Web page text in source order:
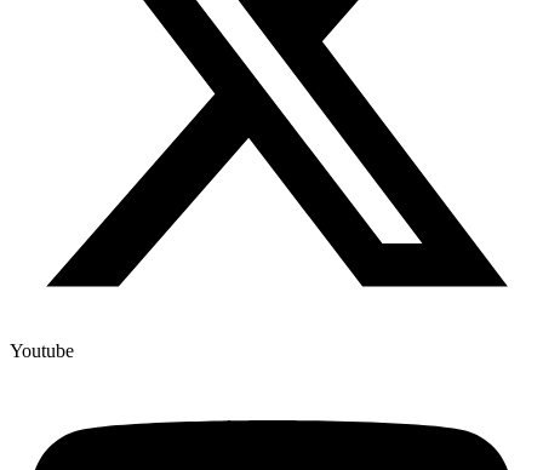
Youtube